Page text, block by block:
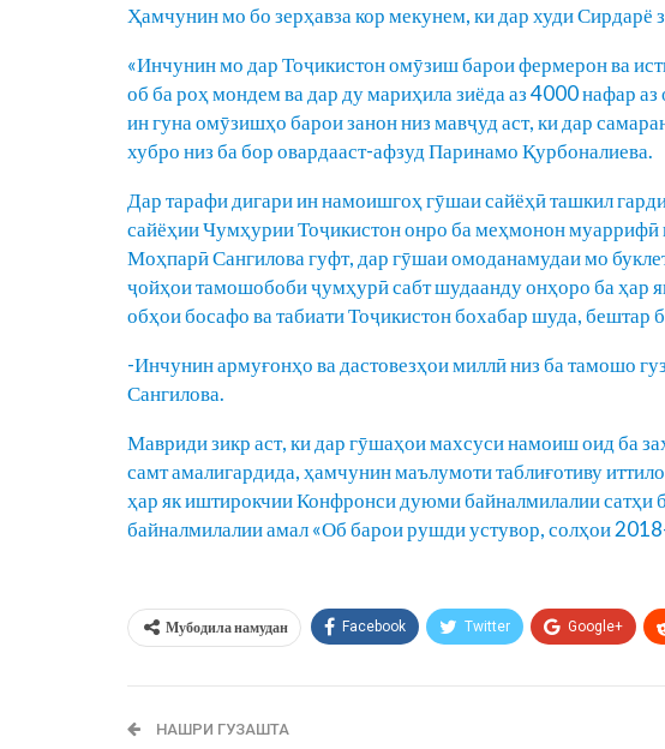
Ҳамчунин мо бо зерҳавза кор мекунем, ки дар худи Сирдарё
«Инчунин мо дар Тоҷикистон омӯзиш барои фермерон ва
об ба роҳ мондем ва дар ду мариҳила зиёда аз 4000 нафар
ин гуна омӯзишҳо барои занон низ мавҷуд аст, ки дар
хубро низ ба бор овардааст-афзуд Паринамо Қурбоналиева.
Дар тарафи дигари ин намоишгоҳ гӯшаи сайёҳӣ ташкил
сайёҳии Чумҳурии Тоҷикистон онро ба меҳмонон
Моҳпарӣ Сангилова гуфт, дар гӯшаи омоданамудаи мо
ҷойҳои тамошобоби ҷумҳурӣ сабт шудаанду онҳоро ба ҳар
обҳои босафо ва табиати Тоҷикистон бохабар шуда, бештар
-Инчунин армуғонҳо ва дастовезҳои миллӣ низ ба тамошо
Сангилова.
Мавриди зикр аст, ки дар гӯшаҳои махсуси намоиш оид ба
самт амалигардида, ҳамчунин маълумоти таблиғотиву
ҳар як иштирокчии Конфронси дуюми байналмилалии сатҳи
байналмилалии амал «Об барои рушди устувор, солҳои
Мубодила намудан Facebook Twitter Google+
НАШРИ ГУЗАШТА